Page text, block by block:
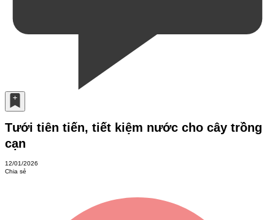
Tưới tiên tiến, tiết kiệm nước cho cây trồng
cạn
12/01/2026
Chia sẻ